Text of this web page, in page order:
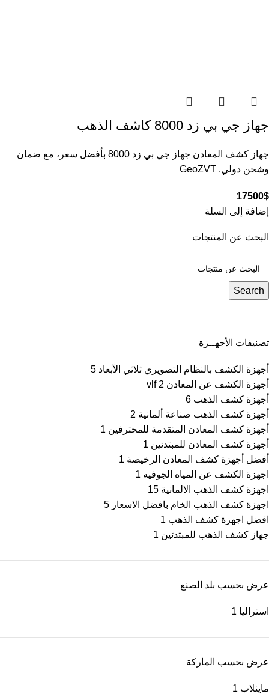
جهاز جي بي زد 8000 كاشف الذهب
جهاز كشف المعادن جهاز جي بي زد 8000 بأفضل سعر، مع ضمان
وشحن دولي. GeoZVT
17500$
إضافة إلى السلة
البحث عن المنتجات
Search
تصنيفات الأجهــزة
أجهزة الكشف بالنظام التصويري ثلاثي الأبعاد 5
أجهزة الكشف عن المعادن vlf 2
أجهزة كشف الذهب 6
أجهزة كشف الذهب صناعة ألمانية 2
أجهزة كشف المعادن المتقدمة للمحترفين 1
أجهزة كشف المعادن للمبتدئين 1
أفضل أجهزة كشف المعادن الرخيصة 1
اجهزة الكشف عن المياه الجوفيه 1
اجهزة كشف الذهب الالمانية 15
اجهزة كشف الذهب الخام بافضل الاسعار 5
افضل اجهزة كشف الذهب 1
جهاز كشف الذهب للمبتدئين 1
عرض بحسب بلد الصنع
استراليا 1
عرض بحسب الماركة
ماينلاب 1